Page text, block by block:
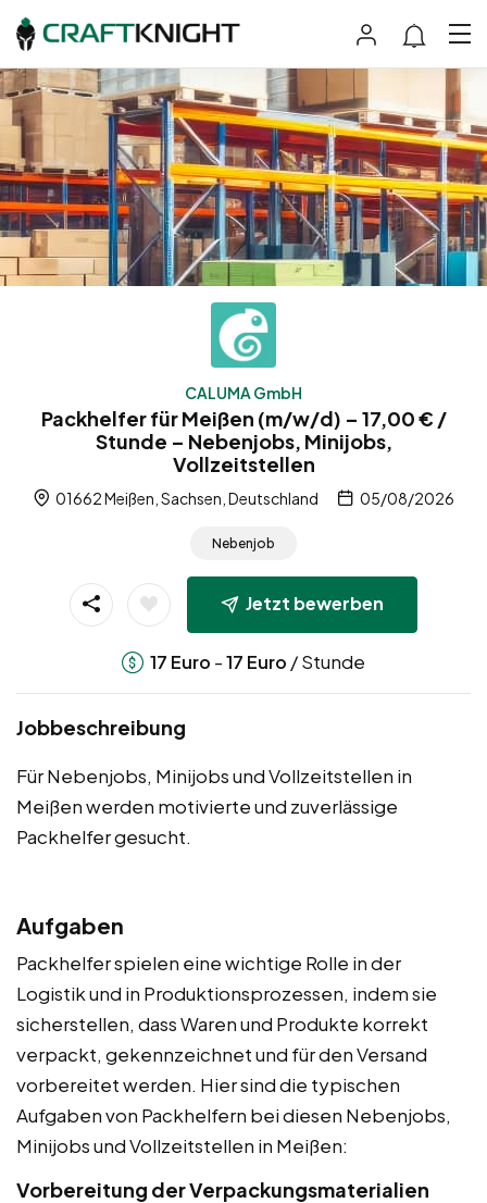
CALUMA GmbH
Packhelfer für Meißen (m/w/d) – 17,00 € /
Stunde – Nebenjobs, Minijobs,
Vollzeitstellen
01662 Meißen, Sachsen, Deutschland 05/08/2026
Nebenjob
Jetzt bewerben
17 Euro -17 Euro / Stunde
Jobbeschreibung
Für Nebenjobs, Minijobs und Vollzeitstellen in
Meißen werden motivierte und zuverlässige
Packhelfer gesucht.
Aufgaben
Packhelfer spielen eine wichtige Rolle in der
Logistik und in Produktionsprozessen, indem sie
sicherstellen, dass Waren und Produkte korrekt
verpackt, gekennzeichnet und für den Versand
vorbereitet werden. Hier sind die typischen
Aufgaben von Packhelfern bei diesen Nebenjobs,
Minijobs und Vollzeitstellen in Meißen:
Vorbereitung der Verpackungsmaterialien